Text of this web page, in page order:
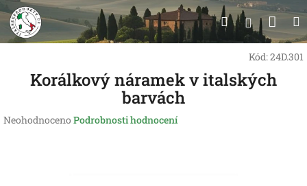
Přejít
na
obsah
Hledat
Kód:24D.301
Korálkový náramek v italských
barvách
Průměrné
Neohodnoceno Podrobnosti hodnocení